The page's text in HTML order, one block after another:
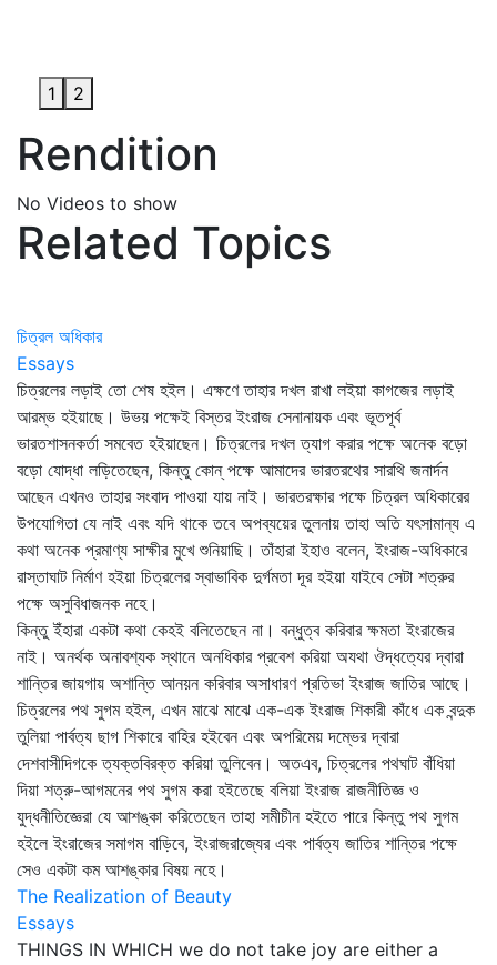
1 2
Rendition
No Videos to show
Related Topics
চিত্রল অধিকার
Essays
চিত্রলের লড়াই তো শেষ হইল। এক্ষণে তাহার দখল রাখা লইয়া কাগজের লড়াই
আরম্ভ হইয়াছে। উভয় পক্ষেই বিস্তর ইংরাজ সেনানায়ক এবং ভূতপূর্ব
ভারতশাসনকর্তা সমবেত হইয়াছেন। চিত্রলের দখল ত্যাগ করার পক্ষে অনেক বড়ো
বড়ো যোদ্ধা লড়িতেছেন, কিন্তু কোন্‌ পক্ষে আমাদের ভারতরথের সারথি জনার্দন
আছেন এখনও তাহার সংবাদ পাওয়া যায় নাই। ভারতরক্ষার পক্ষে চিত্রল অধিকারের
উপযোগিতা যে নাই এবং যদি থাকে তবে অপব্যয়ের তুলনায় তাহা অতি যৎসামান্য এ
কথা অনেক প্রমাণ্য সাক্ষীর মুখে শুনিয়াছি। তাঁহারা ইহাও বলেন, ইংরাজ-অধিকারে
রাস্তাঘাট নির্মাণ হইয়া চিত্রলের স্বাভাবিক দুর্গমতা দূর হইয়া যাইবে সেটা শত্রুর
পক্ষে অসুবিধাজনক নহে।
কিন্তু ইঁহারা একটা কথা কেহই বলিতেছেন না। বন্ধুত্ব করিবার ক্ষমতা ইংরাজের
নাই। অনর্থক অনাবশ্যক স্থানে অনধিকার প্রবেশ করিয়া অযথা ঔদ্ধত্যের দ্বারা
শান্তির জায়গায় অশান্তি আনয়ন করিবার অসাধারণ প্রতিভা ইংরাজ জাতির আছে।
চিত্রলের পথ সুগম হইল, এখন মাঝে মাঝে এক-এক ইংরাজ শিকারী কাঁধে এক বন্দুক
তুলিয়া পার্বত্য ছাগ শিকারে বাহির হইবেন এবং অপরিমেয় দম্ভের দ্বারা
দেশবাসীদিগকে ত্যক্তবিরক্ত করিয়া তুলিবেন। অতএব, চিত্রলের পথঘাট বাঁধিয়া
দিয়া শত্রু-আগমনের পথ সুগম করা হইতেছে বলিয়া ইংরাজ রাজনীতিজ্ঞ ও
যুদ্ধনীতিজ্ঞেরা যে আশঙ্কা করিতেছেন তাহা সমীচীন হইতে পারে কিন্তু পথ সুগম
হইলে ইংরাজের সমাগম বাড়িবে, ইংরাজরাজ্যের এবং পার্বত্য জাতির শান্তির পক্ষে
সেও একটা কম আশঙ্কার বিষয় নহে।
The Realization of Beauty
Essays
THINGS IN WHICH we do not take joy are either a